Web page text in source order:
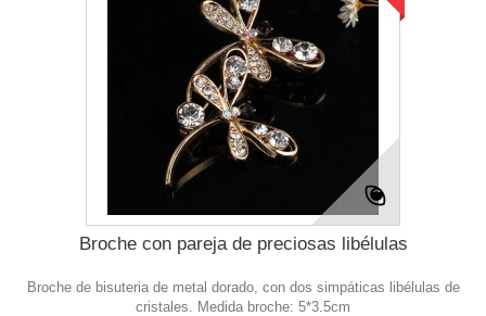
Broche con pareja de preciosas libélulas
Broche de bisuteria de metal dorado, con dos simpáticas libélulas de
cristales. Medida broche: 5*3.5cm